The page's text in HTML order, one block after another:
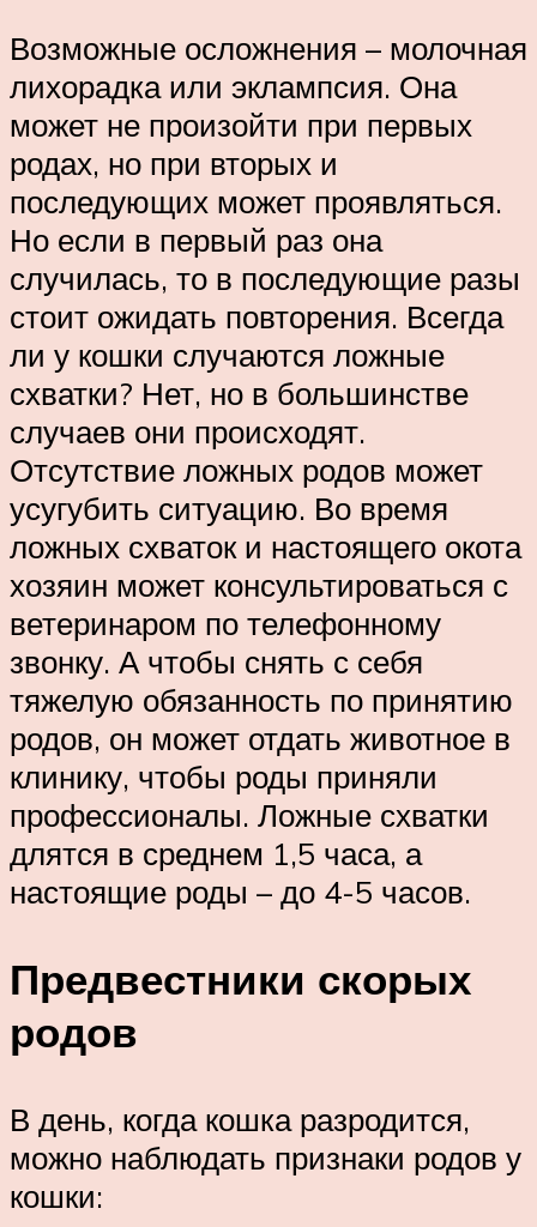
Возможные осложнения – молочная
лихорадка или эклампсия. Она
может не произойти при первых
родах, но при вторых и
последующих может проявляться.
Но если в первый раз она
случилась, то в последующие разы
стоит ожидать повторения. Всегда
ли у кошки случаются ложные
схватки? Нет, но в большинстве
случаев они происходят.
Отсутствие ложных родов может
усугубить ситуацию. Во время
ложных схваток и настоящего окота
хозяин может консультироваться с
ветеринаром по телефонному
звонку. А чтобы снять с себя
тяжелую обязанность по принятию
родов, он может отдать животное в
клинику, чтобы роды приняли
профессионалы. Ложные схватки
длятся в среднем 1,5 часа, а
настоящие роды – до 4-5 часов.
Предвестники скорых
родов
В день, когда кошка разродится,
можно наблюдать признаки родов у
кошки: